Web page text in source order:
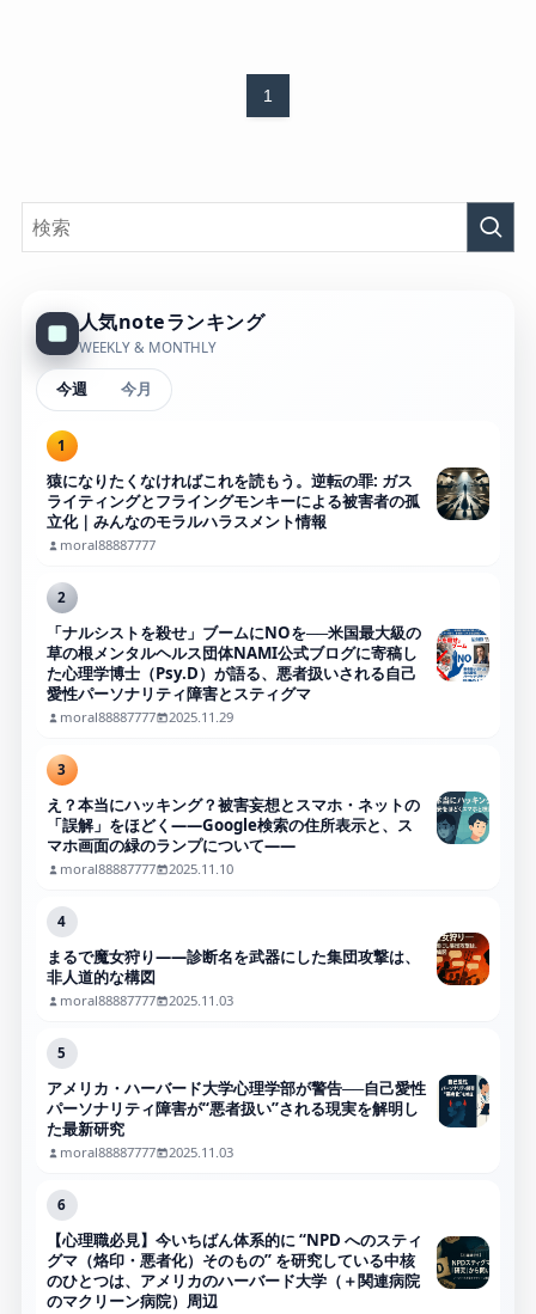
1
人気noteランキング
WEEKLY & MONTHLY
今週 今月
1
猿になりたくなければこれを読もう。逆転の罪: ガス
ライティングとフライングモンキーによる被害者の孤
立化｜みんなのモラルハラスメント情報
moral88887777
2
「ナルシストを殺せ」ブームにNOを──米国最大級の
草の根メンタルヘルス団体NAMI公式ブログに寄稿し
た心理学博士（Psy.D）が語る、悪者扱いされる自己
愛性パーソナリティ障害とスティグマ
moral88887777 2025.11.29
3
え？本当にハッキング？被害妄想とスマホ・ネットの
「誤解」をほどく――Google検索の住所表示と、ス
マホ画面の緑のランプについて――
moral88887777 2025.11.10
4
まるで魔女狩り——診断名を武器にした集団攻撃は、
非人道的な構図
moral88887777 2025.11.03
5
アメリカ・ハーバード大学心理学部が警告──自己愛性
パーソナリティ障害が“悪者扱い”される現実を解明し
た最新研究
moral88887777 2025.11.03
6
【心理職必見】今いちばん体系的に “NPD へのスティ
グマ（烙印・悪者化）そのもの” を研究している中核
のひとつは、アメリカのハーバード大学（＋関連病院
のマクリーン病院）周辺